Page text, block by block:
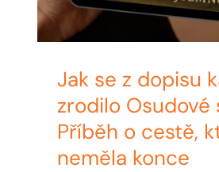
Jak se z dopisu
zrodilo Osudové
Příběh o cestě,
neměla konce